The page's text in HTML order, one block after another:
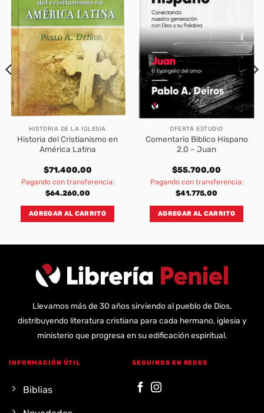
HISTORIA DE LA IGLESIA
Historia del Cristianismo en
América Latina
$71.400,00
Pagando con transferencia:
$64.260,00
AGREGAR AL CARRITO
OFERTA ESTUDIO
Comentario Biblico Hispano
2.0 – Juan
$55.700,00
Pagando con transferencia:
$41.775,00
AGREGAR AL CARRITO
Llevamos más de 30 años sirviendo al pueblo de Dios,
distribuyendo literatura cristiana para cada hermano, iglesia y
ministerio que progresa en su edificación espiritual.
INFORMACIÓN ÚTIL
Biblias
SEGUINOS EN REDES